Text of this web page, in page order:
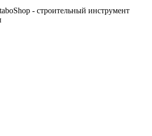
- строительный инструмент